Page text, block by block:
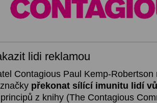
lidi reklamou
Contagious Paul Kemp-Robertson
překonat sílící imunitu lidí
z knihy (The Contagious